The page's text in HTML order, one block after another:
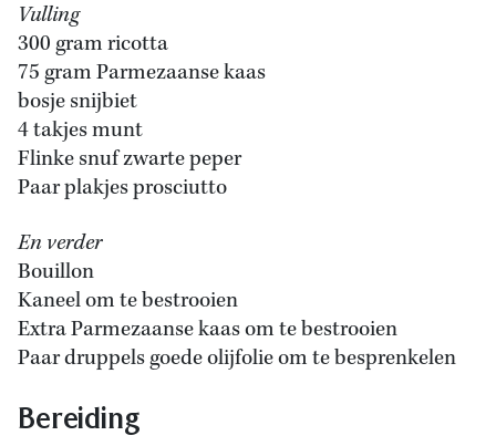
Vulling
300 gram ricotta
75 gram Parmezaanse kaas
bosje snijbiet
4 takjes munt
Flinke snuf zwarte peper
Paar plakjes prosciutto
En verder
Bouillon
Kaneel om te bestrooien
Extra Parmezaanse kaas om te bestrooien
Paar druppels goede olijfolie om te besprenkelen
Bereiding